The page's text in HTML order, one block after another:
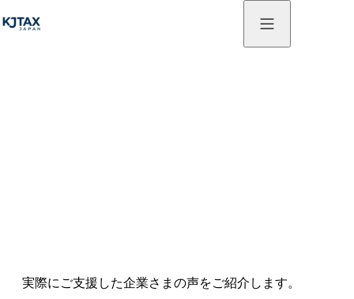
実際にご支援した企業さまの声をご紹介します。